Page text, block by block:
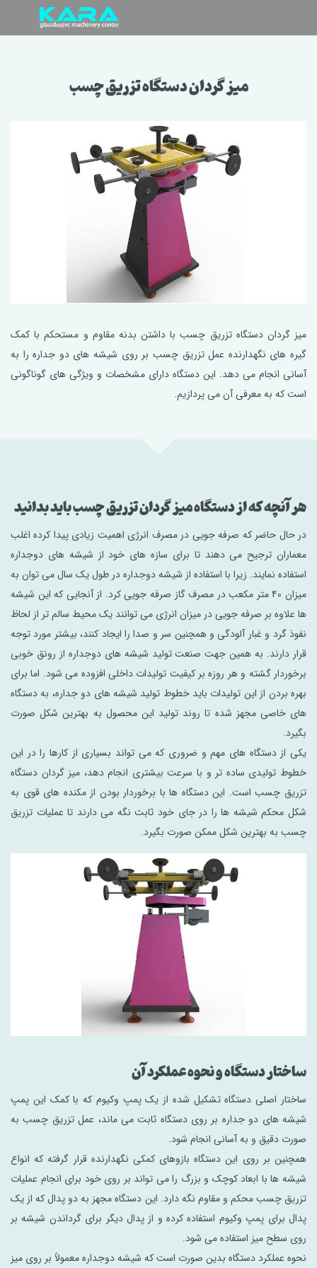
میز گردان دستگاه تزریق چسب
میز گردان دستگاه تزریق چسب با داشتن بدنه مقاوم و مستحکم با کمک
گیره های نگهدارنده عمل تزریق چسب بر روی شیشه های دو جداره را به
آسانی انجام می دهد. این دستگاه دارای مشخصات و ویژگی های گوناگونی
است که به معرفی آن می پردازیم.
هر آنچه که از دستگاه میز گردان تزریق چسب باید بدانید
در حال حاضر که صرفه جویی در مصرف انرژی اهمیت زیادی پیدا کرده اغلب
معماران ترجیح می دهند تا برای سازه‌ های خود از شیشه های دوجداره
استفاده نمایند. زیرا با استفاده از شیشه دوجداره در طول یک سال می ‌توان به
میزان ۴۰ متر مکعب در مصرف گاز صرفه جویی کرد. از آنجایی که این شیشه
ها علاوه بر صرفه جویی در میزان انرژی می توانند یک محیط سالم تر از لحاظ
نفوذ گرد و غبار آلودگی و همچنین سر و صدا را ایجاد کنند، بیشتر مورد توجه
قرار دارند. به همین جهت صنعت تولید شیشه های دوجداره از رونق خوبی
برخوردار گشته و هر روزه بر کیفیت تولیدات داخلی افزوده می شود. اما برای
بهره بردن از این تولیدات باید خطوط تولید شیشه های دو جداره، به دستگاه
‌های خاصی مجهز شده تا روند تولید این محصول به بهترین شکل صورت
بگیرد.
یکی از دستگاه ‌های مهم و ضروری که می ‌تواند بسیاری از کارها را در این
خطوط تولیدی ساده تر و با سرعت بیشتری انجام دهد، میز گردان دستگاه
تزریق چسب است. این دستگاه ها با برخوردار بودن از مکنده های قوی به
شکل محکم شیشه ها را در جای خود ثابت نگه می‌ دارند تا عملیات تزریق
چسب به بهترین شکل ممکن صورت بگیرد.
ساختار دستگاه و نحوه عملکرد آن
ساختار اصلی دستگاه تشکیل شده از یک پمپ وکیوم که با کمک این پمپ
شیشه های دو جداره بر روی دستگاه ثابت می ماند، عمل تزریق چسب به
صورت دقیق و به آسانی انجام شود.
همچنین بر روی این دستگاه بازوهای کمکی نگهدارنده قرار گرفته که انواع
شیشه ها با ابعاد کوچک و بزرگ را می‌ تواند بر روی خود برای انجام عملیات
تزریق چسب محکم و مقاوم نگه دارد. این دستگاه مجهز به دو پدال که از یک
پدال برای پمپ وکیوم استفاده کرده و از پدال دیگر برای گرداندن شیشه بر
روی سطح میز استفاده می شود.
نحوه عملکرد دستگاه بدین صورت است که شیشه دوجداره معمولاً بر روی میز